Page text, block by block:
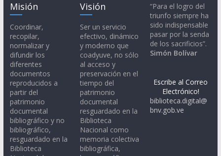
Misión
Coordinar,
recopilar,
normalizar y
difundir los
diferentes
documentos
reproducidos a
partir del
patrimonio
documental
bibliográfico y no
bibliográfico,
resguardado en la
Biblioteca
Visión
Ser un servicio
efectivo, dinámico
y moderno que
coadyuve, no sólo
al acceso y
preservación en el
tiempo del
patrimonio
documental
resguardado en la
Biblioteca
Nacional como
memoria colectiva
bibliográfica,
“Para el logro del
triunfo siempre ha
sido indispensable
pasar por la senda
de los sacrificios”.
Simón Bolívar
Escribe al Correo
Electrónico!
biblioteca.digital@
bnv.gob.ve